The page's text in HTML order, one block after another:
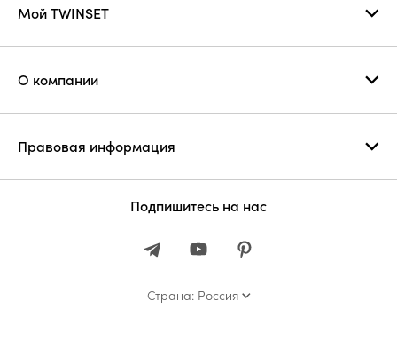
Мой TWINSET
О компании
Правовая информация
Подпишитесь на нас
Страна: Россия